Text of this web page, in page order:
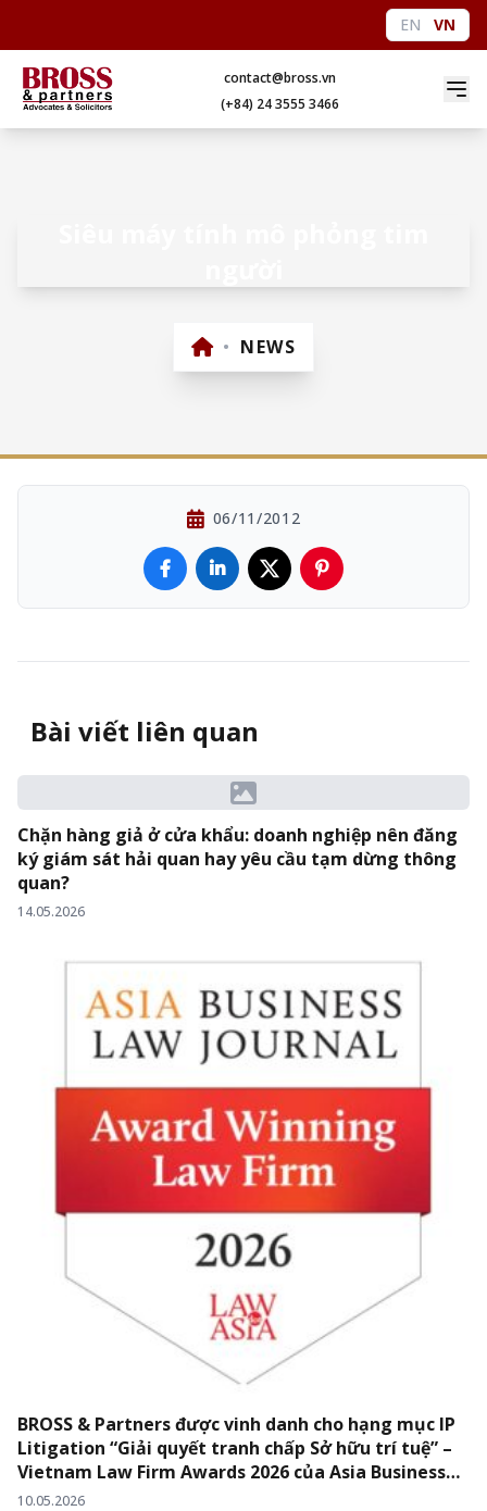
EN VN
contact@bross.vn
(+84) 24 3555 3466
• NEWS
06/11/2012
Bài viết liên quan
Chặn hàng giả ở cửa khẩu: doanh nghiệp nên đăng
ký giám sát hải quan hay yêu cầu tạm dừng thông
quan?
14.05.2026
BROSS & Partners được vinh danh cho hạng mục IP
Litigation “Giải quyết tranh chấp Sở hữu trí tuệ” –
Vietnam Law Firm Awards 2026 của Asia Business
Law Journal
10.05.2026